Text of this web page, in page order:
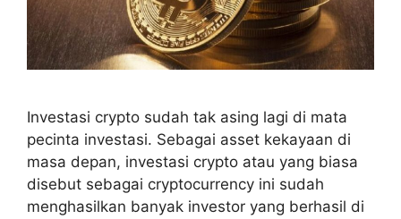
Investasi crypto sudah tak asing lagi di mata
pecinta investasi. Sebagai asset kekayaan di
masa depan, investasi crypto atau yang biasa
disebut sebagai cryptocurrency ini sudah
menghasilkan banyak investor yang berhasil di